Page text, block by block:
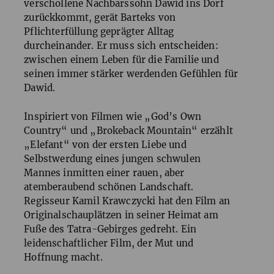
verschollene Nachbarssohn Dawid ins Dorf
zurückkommt, gerät Barteks von
Pflichterfüllung geprägter Alltag
durcheinander. Er muss sich entscheiden:
zwischen einem Leben für die Familie und
seinen immer stärker werdenden Gefühlen für
Dawid.
Inspiriert von Filmen wie „God’s Own
Country“ und „Brokeback Mountain“ erzählt
„Elefant“ von der ersten Liebe und
Selbstwerdung eines jungen schwulen
Mannes inmitten einer rauen, aber
atemberaubend schönen Landschaft.
Regisseur Kamil Krawczycki hat den Film an
Originalschauplätzen in seiner Heimat am
Fuße des Tatra-Gebirges gedreht. Ein
leidenschaftlicher Film, der Mut und
Hoffnung macht.